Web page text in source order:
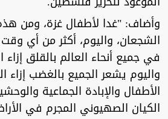
وأضاف: "غدا لأطفال غزة، ومن
الشجعان، واليوم، أكثر من أي
في جميع أنحاء العالم بالقلق
واليوم يشعر الجميع بالغضب إزاء
الأطفال والإبادة الجماعية
الكيان الصهيوني المجرم في